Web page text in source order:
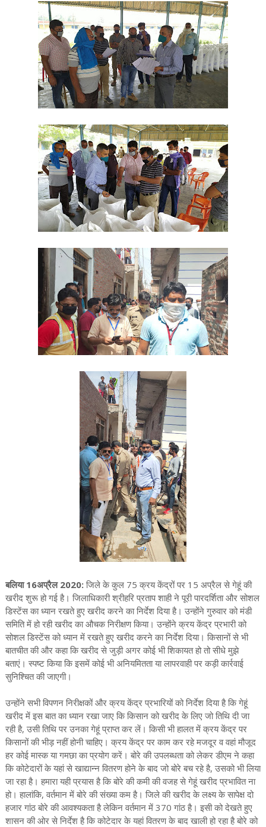
बलिया 16अप्रैल 2020:जिले के कुल 75 क्रय केंद्रों पर 15 अप्रैल से गेहूं की
खरीद शुरू हो गई है। जिलाधिकारी श्रीहरि प्रताप शाही ने पूरी पारदर्शिता और सोशल
डिस्टेंस का ध्यान रखते हुए खरीद करने का निर्देश दिया है। उन्होंने गुरुवार को मंडी
समिति में हो रही खरीद का औचक निरीक्षण किया। उन्होंने क्रय केंद्र प्रभारी को
सोशल डिस्टेंस को ध्यान में रखते हुए खरीद करने का निर्देश दिया। किसानों से भी
बातचीत की और कहा कि खरीद से जुड़ी अगर कोई भी शिकायत हो तो सीधे मुझे
बताएं। स्पष्ट किया कि इसमें कोई भी अनियमितता या लापरवाही पर कड़ी कार्रवाई
सुनिश्चित की जाएगी।
उन्होंने सभी विपणन निरीक्षकों और क्रय केंद्र प्रभारियों को निर्देश दिया है कि गेहूं
खरीद में इस बात का ध्यान रखा जाए कि किसान को खरीद के लिए जो तिथि दी जा
रही है, उसी तिथि पर उनका गेहूं प्राप्त कर लें। किसी भी हालत में क्रय केंद्र पर
किसानों की भीड़ नहीं होनी चाहिए। क्रय केंद्र पर काम कर रहे मजदूर व वहां मौजूद
हर कोई मास्क या गमछा का प्रयोग करें। बोरे की उपलब्धता को लेकर डीएम ने कहा
कि कोटेदारों के यहां से खाद्यान्न वितरण होने के बाद जो बोरे बच रहे है, उसको भी लिया
जा रहा है। हमारा यही प्रयास है कि बोरे की कमी की वजह से गेहूं खरीद प्रभावित ना
हो। हालांकि, वर्तमान में बोरे की संख्या कम है। जिले की खरीद के लक्ष्य के सापेक्ष दो
हजार गांठ बोरे की आवश्यकता है लेकिन वर्तमान में 370 गांठ है। इसी को देखते हुए
शासन की ओर से निर्देश है कि कोटेदार के यहां वितरण के बाद खाली हो रहा है बोरे को